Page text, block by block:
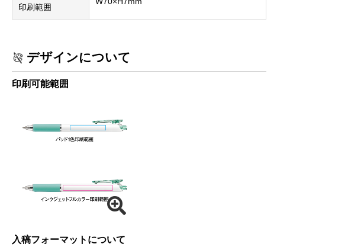
印刷範囲
デザインについて
印刷可能範囲
入稿フォーマットについて